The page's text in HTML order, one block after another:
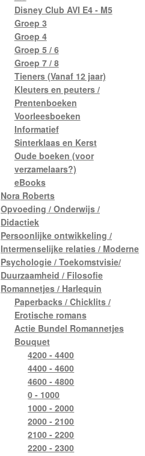
Disney Club AVI E4 - M5
Groep 3
Groep 4
Groep 5 / 6
Groep 7 / 8
Tieners (Vanaf 12 jaar)
Kleuters en peuters /
Prentenboeken
Voorleesboeken
Informatief
Sinterklaas en Kerst
Oude boeken (voor
verzamelaars?)
eBooks
Nora Roberts
Opvoeding / Onderwijs /
Didactiek
Persoonlijke ontwikkeling /
Intermenselijke relaties / Moderne
Psychologie / Toekomstvisie/
Duurzaamheid / Filosofie
Romannetjes / Harlequin
Paperbacks / Chicklits /
Erotische romans
Actie Bundel Romannetjes
Bouquet
4200 - 4400
4400 - 4600
4600 - 4800
0 - 1000
1000 - 2000
2000 - 2100
2100 - 2200
2200 - 2300